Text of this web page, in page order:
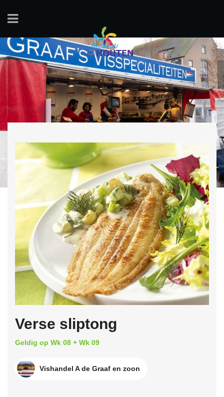
Verse sliptong
Geldig op Wk 08 + Wk 09
Vishandel A de Graaf en zoon